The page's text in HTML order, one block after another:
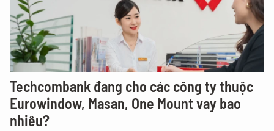
Techcombank đang cho các công ty thuộc
Eurowindow, Masan, One Mount vay bao
nhiêu?